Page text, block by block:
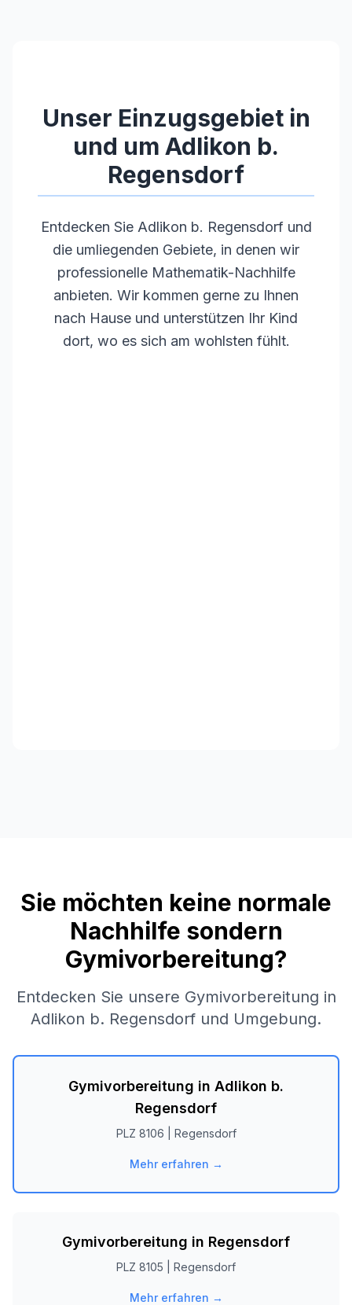
Unser Einzugsgebiet in
und um Adlikon b.
Regensdorf
Entdecken Sie Adlikon b. Regensdorfund
die umliegenden Gebiete, in denen wir
professionelle Mathematik-Nachhilfe
anbieten. Wir kommen gerne zu Ihnen
nach Hause und unterstützen Ihr Kind
dort, wo es sich am wohlsten fühlt.
Sie möchten keine normale
Nachhilfe sondern
Gymivorbereitung?
Entdecken Sie unsere Gymivorbereitung in
Adlikon b. Regensdorf und Umgebung.
Gymivorbereitung in Adlikon b.
Regensdorf
PLZ 8106 Regensdorf
Mehr erfahren →
Gymivorbereitung in Regensdorf
PLZ 8105 Regensdorf
Mehr erfahren →